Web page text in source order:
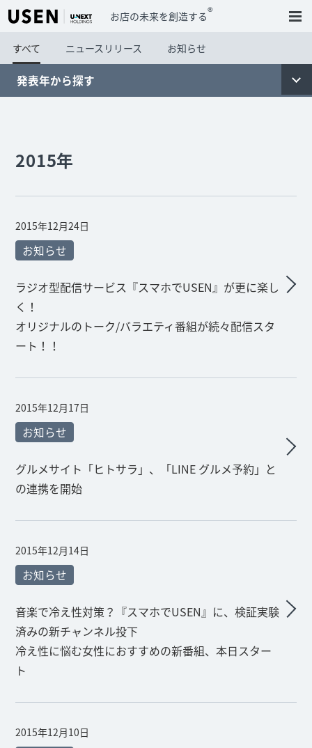
お店の未来を創造する®
すべて ニュースリリース お知らせ
発表年から探す
2015年
2015年12月24日
お知らせ
ラジオ型配信サービス『スマホでUSEN』が更に楽し
く！
オリジナルのトーク/バラエティ番組が続々配信スタ
ート！！
2015年12月17日
お知らせ
グルメサイト「ヒトサラ」、「LINE グルメ予約」と
の連携を開始
2015年12月14日
お知らせ
音楽で冷え性対策？『スマホでUSEN』に、検証実験
済みの新チャンネル投下
冷え性に悩む女性におすすめの新番組、本日スター
ト
2015年12月10日